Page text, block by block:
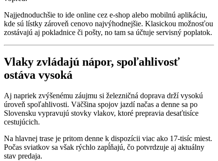
Najjednoduchšie to ide online cez e-shop alebo mobilnú aplikáciu,
kde sú lístky zároveň cenovo najvýhodnejšie. Klasickou možnosťou
zostávajú aj pokladnice či pošty, no tam sa účtuje servisný poplatok.
Vlaky zvládajú nápor, spoľahlivosť
ostáva vysoká
Aj napriek zvýšenému záujmu si železničná doprava drží vysokú
úroveň spoľahlivosti. Väčšina spojov jazdí načas a denne sa po
Slovensku vypravujú stovky vlakov, ktoré prepravia desaťtisíce
cestujúcich.
Na hlavnej trase je pritom denne k dispozícii viac ako 17-tisíc miest.
Počas sviatkov sa však rýchlo zapĺňajú, čo potvrdzuje aj aktuálny
stav predaja.